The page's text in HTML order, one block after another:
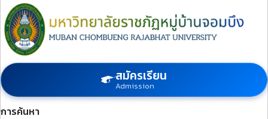
สมัครเรียน
Admission
การค้นหา